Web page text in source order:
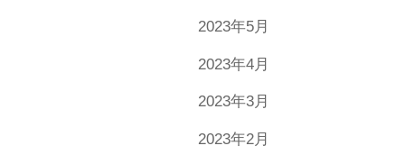
2023年5月
2023年4月
2023年3月
2023年2月